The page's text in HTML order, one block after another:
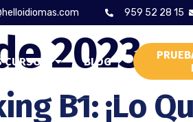
959 52 28 15
BLOG
2023
B1: ¡Lo